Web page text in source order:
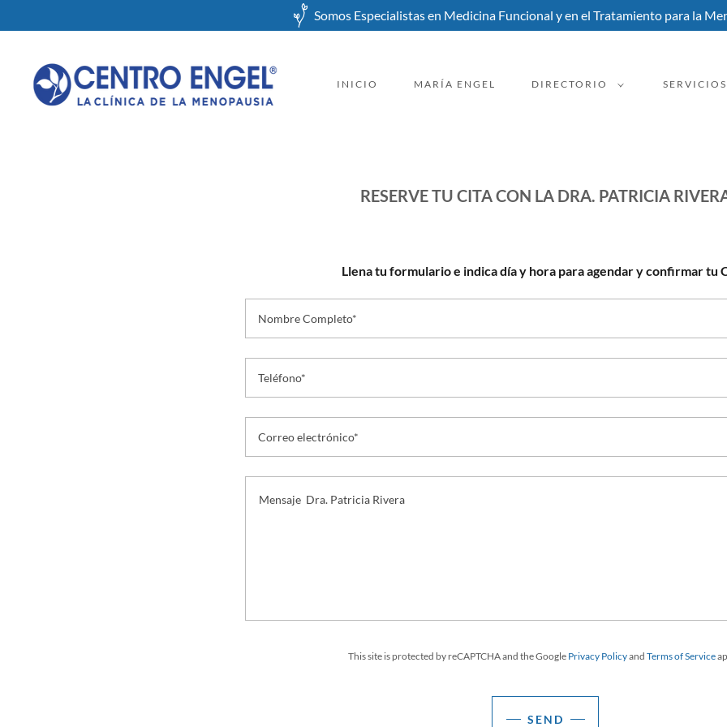
Somos Especialistas en Medicina Funcional y en el Tratamiento para la
INICIO MARÍA ENGEL DIRECTORIO SERVICIOS
RESERVE TU CITA CON LA DRA. PATRICIA
Llena tu formulario e indica día y hora para agendar y confirmar tu
Nombre Completo*
Teléfono*
Correo electrónico*
This site is protected by reCAPTCHA and the Google Privacy Policyand Terms of Service
SEND